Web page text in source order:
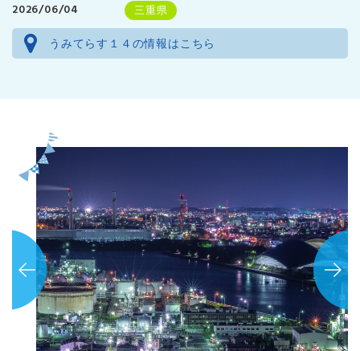
2026/06/04 三重県
うみてらす１４の情報はこちら